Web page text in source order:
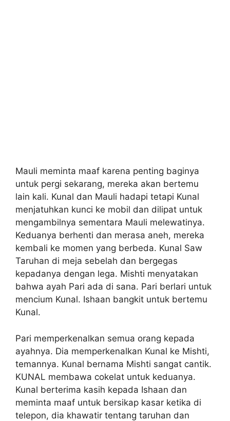
Mauli meminta maaf karena penting baginya
untuk pergi sekarang, mereka akan bertemu
lain kali. Kunal dan Mauli hadapi tetapi Kunal
menjatuhkan kunci ke mobil dan dilipat untuk
mengambilnya sementara Mauli melewatinya.
Keduanya berhenti dan merasa aneh, mereka
kembali ke momen yang berbeda. Kunal Saw
Taruhan di meja sebelah dan bergegas
kepadanya dengan lega. Mishti menyatakan
bahwa ayah Pari ada di sana. Pari berlari untuk
mencium Kunal. Ishaan bangkit untuk bertemu
Kunal.
Pari memperkenalkan semua orang kepada
ayahnya. Dia memperkenalkan Kunal ke Mishti,
temannya. Kunal bernama Mishti sangat cantik.
KUNAL membawa cokelat untuk keduanya.
Kunal berterima kasih kepada Ishaan dan
meminta maaf untuk bersikap kasar ketika di
telepon, dia khawatir tentang taruhan dan